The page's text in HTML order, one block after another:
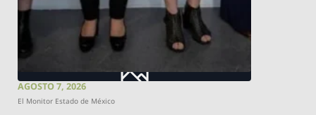
AGOSTO 7, 2026
El Monitor Estado de México